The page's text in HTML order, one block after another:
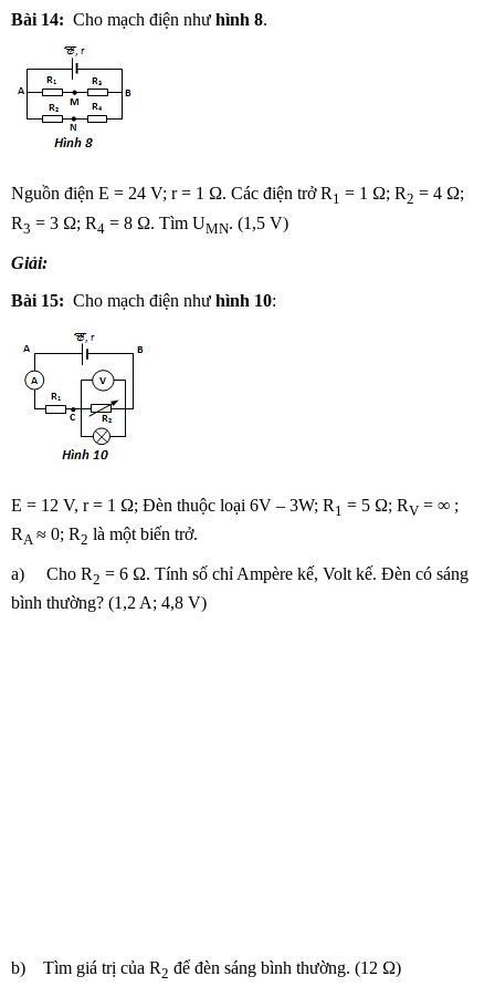
Bài 14: Cho mạch điện như hình 8.
Nguồn điện E = 24 V; r = 1 Ω. Các điện trở R1 = 1 Ω; R2 = 4 Ω;
R3 = 3 Ω; R4 = 8 Ω. Tìm UMN. (1,5 V)
Giải:
Bài 15: Cho mạch điện như hình 10:
E = 12 V, r = 1 Ω; Đèn thuộc loại 6V – 3W; R 1 = 5 Ω; RV = ∞ ;
RA≈ 0; R2 là một biến trở.
a) Cho R2 = 6 Ω. Tính số chỉ Ampère kế, Volt kế. Đèn có sáng
bình thường? (1,2 A; 4,8 V)
b) Tìm giá trị của R2 để đèn sáng bình thường. (12 Ω)